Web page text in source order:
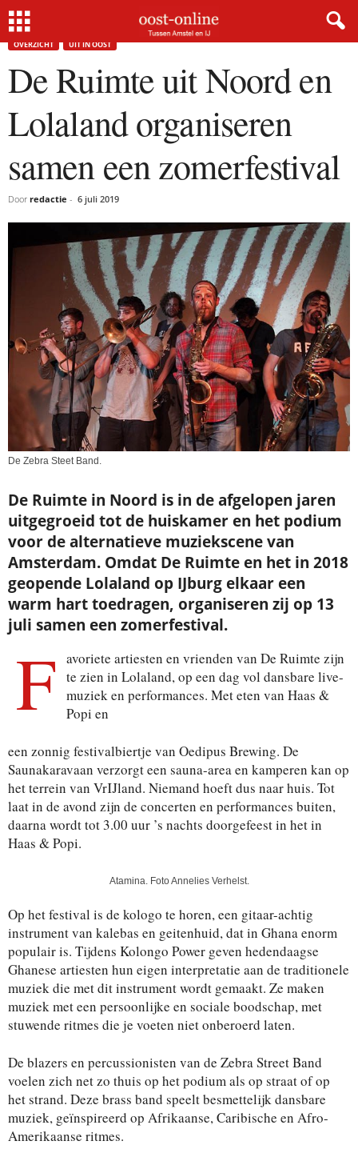
Home De Ruimte uit Noord en Lolaland organiseren samen een zomerfestival
OVERZICHT UIT IN OOST
De Ruimte uit Noord en
Lolaland organiseren
samen een zomerfestival
Door redactie - 6 juli 2019
De Zebra Steet Band.
De Ruimte in Noord is in de afgelopen jaren
uitgegroeid tot de huiskamer en het podium
voor de alternatieve muziekscene van
Amsterdam. Omdat De Ruimte en het in 2018
geopende Lolaland op IJburg elkaar een
warm hart toedragen, organiseren zij op 13
juli samen een zomerfestival.
F
avoriete artiesten en vrienden van De Ruimte zijn
te zien in Lolaland, op een dag vol dansbare live-
muziek en performances. Met eten van Haas &
Popi en
een zonnig festivalbiertje van Oedipus Brewing. De
Saunakaravaan verzorgt een sauna-area en kamperen kan op
het terrein van VrIJland. Niemand hoeft dus naar huis. Tot
laat in de avond zijn de concerten en performances buiten,
daarna wordt tot 3.00 uur ’s nachts doorgefeest in het in
Haas & Popi.
Atamina. Foto Annelies Verhelst.
Op het festival is de kologo te horen, een gitaar-achtig
instrument van kalebas en geitenhuid, dat in Ghana enorm
populair is. Tijdens Kolongo Power geven hedendaagse
Ghanese artiesten hun eigen interpretatie aan de traditionele
muziek die met dit instrument wordt gemaakt. Ze maken
muziek met een persoonlijke en sociale boodschap, met
stuwende ritmes die je voeten niet onberoerd laten.
De blazers en percussionisten van de Zebra Street Band
voelen zich net zo thuis op het podium als op straat of op
het strand. Deze brass band speelt besmettelijk dansbare
muziek, geïnspireerd op Afrikaanse, Caribische en Afro-
Amerikaanse ritmes.